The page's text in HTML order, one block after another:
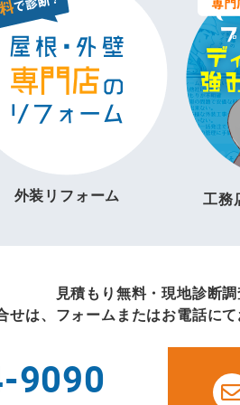
外装リフォーム 工務
見積もり無料・現地診断調
せは、フォームまたはお電話にて
9090